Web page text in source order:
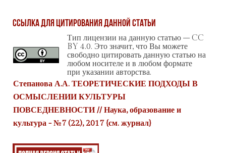
Ссылка для цитирования данной статьи
Тип лицензии на данную статью – CC
BY 4.0. Это значит, что Вы можете
свободно цитировать данную статью на
любом носителе и в любом формате
при указании авторства.
Степанова А.А. ТЕОРЕТИЧЕСКИЕ ПОДХОДЫ В
ОСМЫСЛЕНИИ КУЛЬТУРЫ
ПОВСЕДНЕВНОСТИ // Наука, образование и
культура - №7 (22), 2017 {см. журнал}